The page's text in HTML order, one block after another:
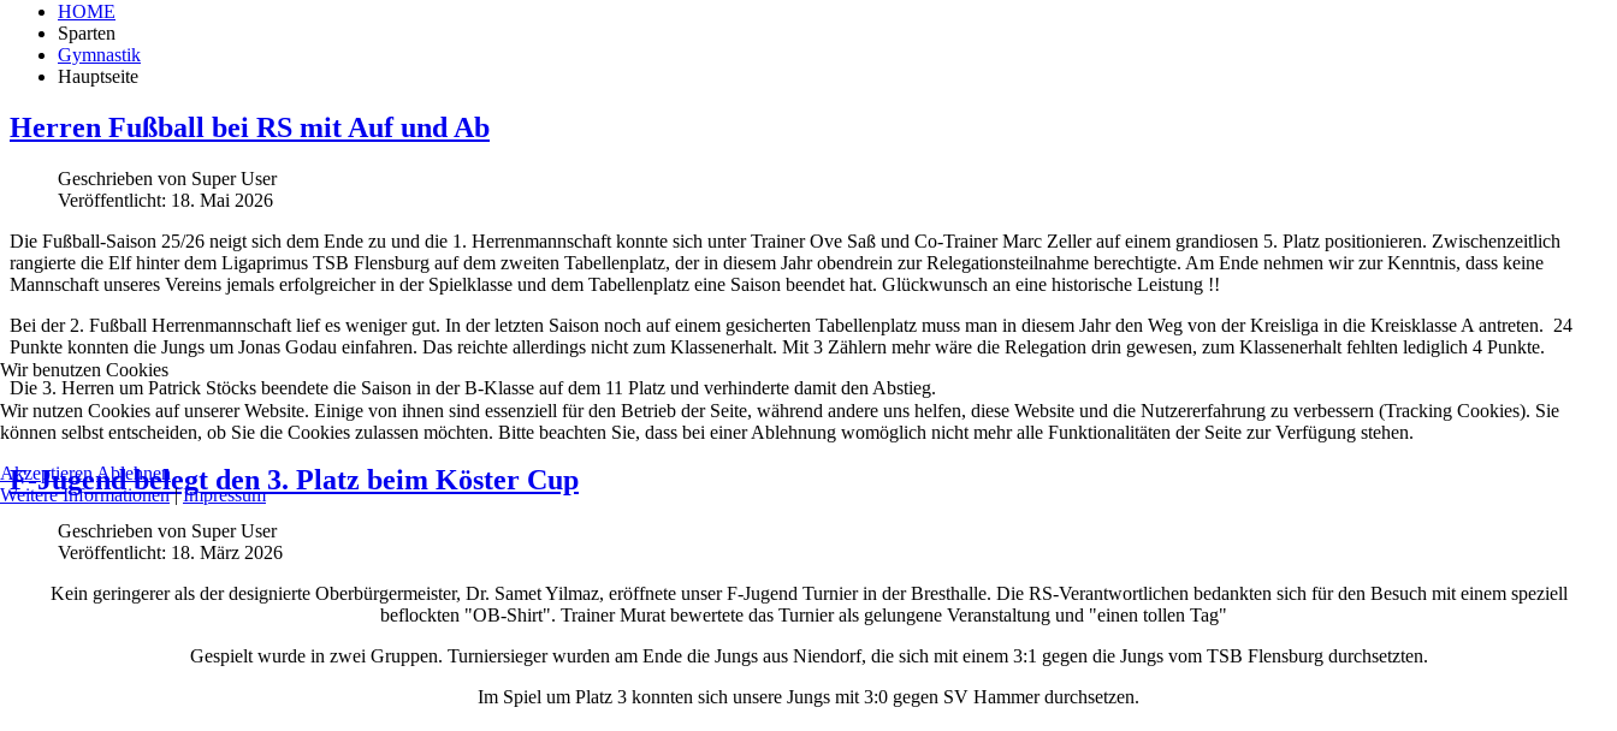
HOME
Sparten
Gymnastik
Hauptseite
Herren Fußball bei RS mit Auf und Ab
Geschrieben von Super User
Veröffentlicht: 18. Mai 2026
Die Fußball-Saison 25/26 neigt sich dem Ende zu und die 1. Herrenmannschaft konnte sich unter Trainer Ove Saß und Co-Trainer Marc Zeller auf einem grandiosen 5. Platz positionieren. Zwischenzeitlich
rangierte die Elf hinter dem Ligaprimus TSB Flensburg auf dem zweiten Tabellenplatz, der in diesem Jahr obendrein zur Relegationsteilnahme berechtigte. Am Ende nehmen wir zur Kenntnis, dass keine
Mannschaft unseres Vereins jemals erfolgreicher in der Spielklasse und dem Tabellenplatz eine Saison beendet hat. Glückwunsch an eine historische Leistung !!
Bei der 2. Fußball Herrenmannschaft lief es weniger gut. In der letzten Saison noch auf einem gesicherten Tabellenplatz muss man in diesem Jahr den Weg von der Kreisliga in die Kreisklasse A antreten. 24
Punkte konnten die Jungs um Jonas Godau einfahren. Das reichte allerdings nicht zum Klassenerhalt. Mit 3 Zählern mehr wäre die Relegation drin gewesen, zum Klassenerhalt fehlten lediglich 4 Punkte.
Die 3. Herren um Patrick Stöcks beendete die Saison in der B-Klasse auf dem 11 Platz und verhinderte damit den Abstieg.
F-Jugend belegt den 3. Platz beim Köster Cup
Geschrieben von Super User
Veröffentlicht: 18. März 2026
Kein geringerer als der designierte Oberbürgermeister, Dr. Samet Yilmaz, eröffnete unser F-Jugend Turnier in der Bresthalle. Die RS-Verantwortlichen bedankten sich für den Besuch mit einem speziell
beflockten "OB-Shirt". Trainer Murat bewertete das Turnier als gelungene Veranstaltung und "einen tollen Tag"
Gespielt wurde in zwei Gruppen. Turniersieger wurden am Ende die Jungs aus Niendorf, die sich mit einem 3:1 gegen die Jungs vom TSB Flensburg durchsetzten.
Im Spiel um Platz 3 konnten sich unsere Jungs mit 3:0 gegen SV Hammer durchsetzen.
Wir benutzen Cookies
Wir nutzen Cookies auf unserer Website. Einige von ihnen sind essenziell für den Betrieb der Seite, während andere uns helfen, diese Website und die Nutzererfahrung zu verbessern (Tracking Cookies). Sie
können selbst entscheiden, ob Sie die Cookies zulassen möchten. Bitte beachten Sie, dass bei einer Ablehnung womöglich nicht mehr alle Funktionalitäten der Seite zur Verfügung stehen.
AkzeptierenAblehnen
Weitere Informationen|Impressum